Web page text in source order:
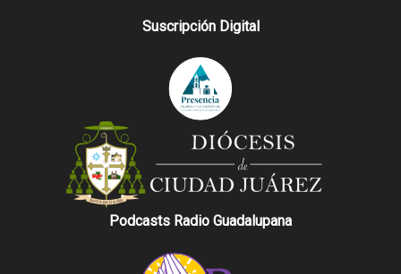
Suscripción Digital
Podcasts Radio Guadalupana